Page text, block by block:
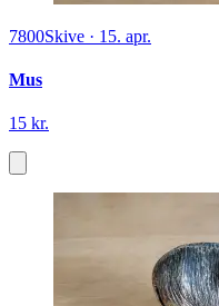
7800Skive · 15. apr.
Mus
15 kr.